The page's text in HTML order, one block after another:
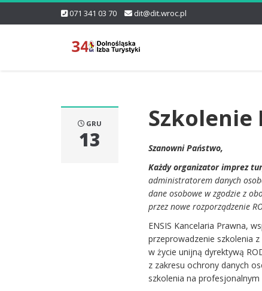
071 341 03 70 dit@dit.wroc.pl
GRU
13
Szkolenie
Szanowni Państwo,
Każdy organizator imprez
administratorem danych
dane osobowe w zgodzie z
przez nowe rozporządzenie
ENSIS Kancelaria Prawna,
przeprowadzenie szkolenia
w życie unijną dyrektywą
z zakresu ochrony danych
szkolenia na